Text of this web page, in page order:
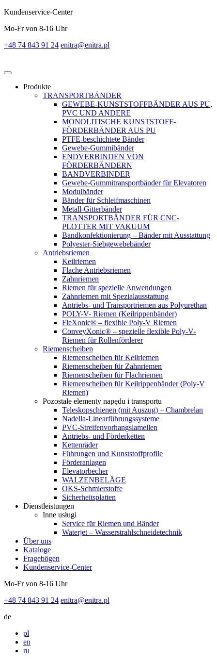
Kundenservice-Center
Mo-Fr von 8-16 Uhr
+48 74 843 91 24 enitra@enitra.pl
Produkte
TRANSPORTBÄNDER
GEWEBE-KUNSTSTOFFBÄNDER AUS PU,
PVC UND ANDERE
MONOLITISCHE KUNSTSTOFF-
FÖRDERBÄNDER AUS PU
PTFE-beschichtete Bänder
Gewebe-Gummibänder
ENDVERBINDEN VON
FÖRDERBÄNDERN
BANDVERBINDER
Gewebe-Gummitransportbänder für Elevatoren
Modulbänder
Bänder für Schleifmaschinen
Metall-Gitterbänder
TRANSPORTBÄNDER FÜR CNC-
PLOTTER MIT VAKUUM
Bandkonfektionierung – Bänder mit Ausstattung
Polyester-Siebgewebebänder
Antriebsriemen
Keilriemen
Flache Antriebsriemen
Zahnriemen
Riemen für spezielle Anwendungen
Zahnriemen mit Spezialausstattung
Antriebs- und Transportriemen aus Polyurethan
POLY-V- Riemen (Keilrippenbänder)
FleXonic® – flexible Poly-V Riemen
ConveyXonic® – spezielle flexible Poly-V-
Riemen für Rollenförderer
Riemenscheiben
Riemenscheiben für Keilriemen
Riemenscheiben für Zahnriemen
Riemenscheiben für Flachriemen
Riemenscheiben für Keilrippenbänder (Poly-V
Riemen)
Pozostałe elementy napędu i transportu
Teleskopschienen (mit Auszug) – Chambrelan
Nadella-Linearführungssysteme
PVC-Streifenvorhangslamellen
Antriebs- und Förderketten
Kettenräder
Führungen und Kunststoffprofile
Förderanlagen
Elevatorbecher
WALZENBELÄGE
OKS-Schmierstoffe
Sicherheitsplatten
Dienstleistungen
Inne usługi
Service für Riemen und Bänder
Waterjet – Wasserstrahlschneidetechnik
Über uns
Kataloge
Fragebögen
Kundenservice-Center
Mo-Fr von 8-16 Uhr
+48 74 843 91 24 enitra@enitra.pl
de
pl
en
ru